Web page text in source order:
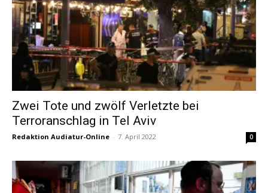
Zwei Tote und zwölf Verletzte bei
Terroranschlag in Tel Aviv
Redaktion Audiatur-Online - 7. April 2022 0